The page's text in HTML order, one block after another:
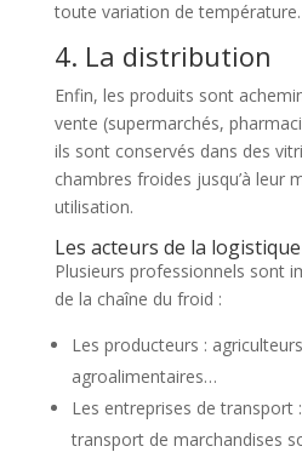
toute variation de température.
4. La distribution
Enfin, les produits sont
vente (supermarchés,
ils sont conservés dans des
chambres froides jusqu’à leur
utilisation.
Les acteurs de la
Plusieurs professionnels sont
de la chaîne du froid :
Les producteurs :
agroalimentaires…
Les entreprises de transport
transport de marchandises